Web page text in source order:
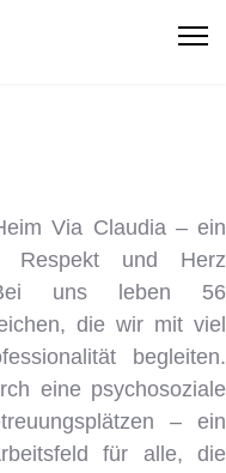
Via Claudia – ein
Respekt und Herz
Bei uns leben 56
die wir mit viel
begleiten.
eine psychosoziale
– ein
für alle, die